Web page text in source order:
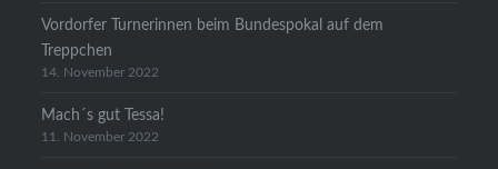
Vordorfer Turnerinnen beim Bundespokal auf dem
Treppchen
14. November 2022
Mach´s gut Tessa!
11. November 2022